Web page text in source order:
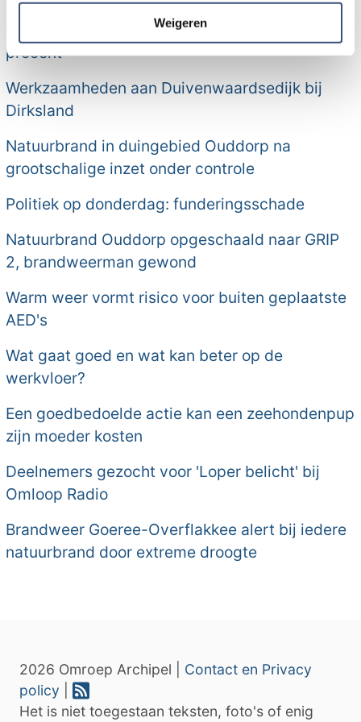
verzameld op basis van uw gebruik van hun services.
Weigeren
Eigen bijdrage Wmo-regiotaxi stijgt met ruim 50
procent
Werkzaamheden aan Duivenwaardsedijk bij
Dirksland
Natuurbrand in duingebied Ouddorp na
grootschalige inzet onder controle
Politiek op donderdag: funderingsschade
Natuurbrand Ouddorp opgeschaald naar GRIP
2, brandweerman gewond
Warm weer vormt risico voor buiten geplaatste
AED's
Wat gaat goed en wat kan beter op de
werkvloer?
Een goedbedoelde actie kan een zeehondenpup
zijn moeder kosten
Deelnemers gezocht voor 'Loper belicht' bij
Omloop Radio
Brandweer Goeree-Overflakkee alert bij iedere
natuurbrand door extreme droogte
2026 Omroep Archipel | Contact en Privacy
policy
Het is niet toegestaan teksten, foto's of enig